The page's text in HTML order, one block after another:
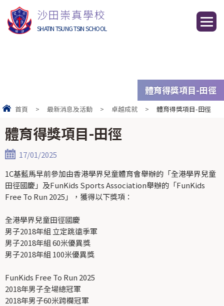
沙田崇真學校
SHATIN TSUNG TSIN SCHOOL
體育得獎項目-田徑
首頁 > 最新消息及活動 > 卓越成就 > 體育得獎項目-田徑
體育得獎項目-田徑
17/01/2025
1C基藍馬早前參加由香港學界兒童體育會舉辦的「全港學界兒童
田徑國慶」及FunKids Sports Association舉辦的「FunKids
Free To Run 2025」，獲得以下獎項：
全港學界兒童田徑國慶
男子2018年組 立定跳遠季軍
男子2018年組 60米優異獎
男子2018年組 100米優異獎
FunKids Free To Run 2025
2018年男子全場總冠軍
2018年男子60米跨欄冠軍